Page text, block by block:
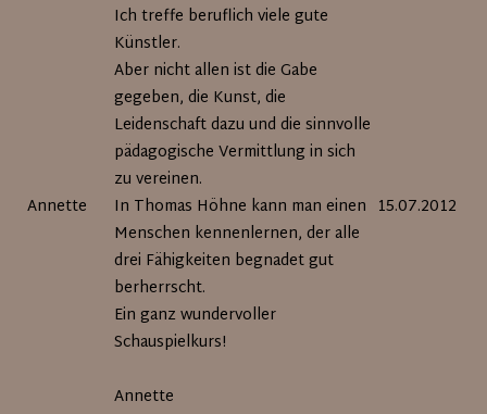
Annette
Ich treffe beruflich viele gute
Künstler.
Aber nicht allen ist die Gabe
gegeben, die Kunst, die
Leidenschaft dazu und die sinnvolle
pädagogische Vermittlung in sich
zu vereinen.
In Thomas Höhne kann man einen
Menschen kennenlernen, der alle
drei Fähigkeiten begnadet gut
berherrscht.
Ein ganz wundervoller
Schauspielkurs!
Annette
15.07.2012